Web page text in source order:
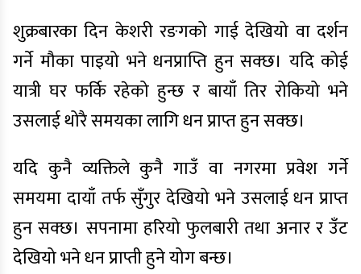
शुक्रबारका दिन केशरी रङगको गाई देखियो वा दर्शन
गर्ने मौका पाइयो भने धनप्राप्ति हुन सक्छ। यदि कोई
यात्री घर फर्कि रहेको हुन्छ र बायाँ तिर रोकियो भने
उसलाई थोरै समयका लागि धन प्राप्त हुन सक्छ।
यदि कुनै व्यक्तिले कुनै गाउँ वा नगरमा प्रवेश गर्ने
समयमा दायाँ तर्फ सुँगुर देखियो भने उसलाई धन प्राप्त
हुन सक्छ। सपनामा हरियो फुलबारी तथा अनार र उँट
देखियो भने धन प्राप्ती हुने योग बन्छ।